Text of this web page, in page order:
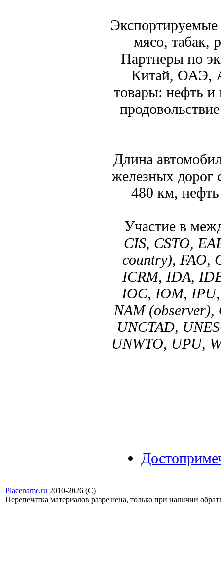
мясо, табак,
Партнеры по
Китай, ОАЭ,
товары: нефть
Длина
железных дорог
480 км,
Участие в
CIS, CSTO,
country), FAO,
ICRM, IDA,
IOC, IOM,
NAM (observer),
UNCTAD,
UNWTO, UPU,
Placename.ru 2010-2026 (С)
Перепечатка материалов разрешена, только при наличии